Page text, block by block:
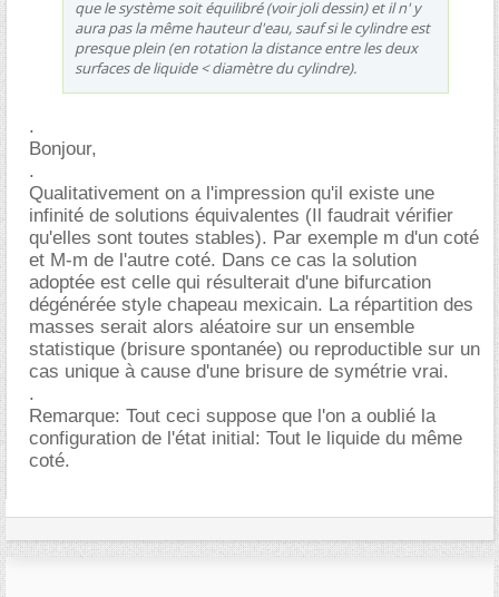
que le système soit équilibré (voir joli dessin) et il n' y
aura pas la même hauteur d'eau, sauf si le cylindre est
presque plein (en rotation la distance entre les deux
surfaces de liquide < diamètre du cylindre).
.
Bonjour,
.
Qualitativement on a l'impression qu'il existe une
infinité de solutions équivalentes (Il faudrait vérifier
qu'elles sont toutes stables). Par exemple m d'un coté
et M-m de l'autre coté. Dans ce cas la solution
adoptée est celle qui résulterait d'une bifurcation
dégénérée style chapeau mexicain. La répartition des
masses serait alors aléatoire sur un ensemble
statistique (brisure spontanée) ou reproductible sur un
cas unique à cause d'une brisure de symétrie vrai.
.
Remarque: Tout ceci suppose que l'on a oublié la
configuration de l'état initial: Tout le liquide du même
coté.